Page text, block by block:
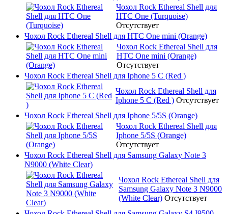
Чохол Rock Ethereal Shell для
HTC One (Turquoise)
Отсутствует
Чохол Rock Ethereal Shell для HTC One mini (Orange)
Чохол Rock Ethereal Shell для
HTC One mini (Orange)
Отсутствует
Чохол Rock Ethereal Shell для Iphone 5 C (Red )
Чохол Rock Ethereal Shell для
Iphone 5 C (Red ) Отсутствует
Чохол Rock Ethereal Shell для Iphone 5/5S (Orange)
Чохол Rock Ethereal Shell для
Iphone 5/5S (Orange)
Отсутствует
Чохол Rock Ethereal Shell для Samsung Galaxy Note 3
N9000 (White Clear)
Чохол Rock Ethereal Shell для
Samsung Galaxy Note 3 N9000
(White Clear) Отсутствует